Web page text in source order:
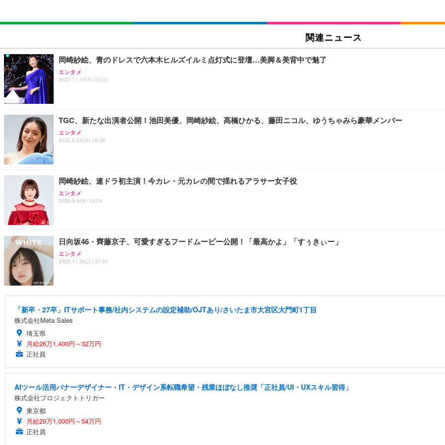
関連ニュース
岡崎紗絵、青のドレスで六本木ヒルズイルミ点灯式に登壇…美脚＆美背中で魅了
エンタメ
2022.11.10(木) 20:02
TGC、新たな出演者公開！池田美優、岡崎紗絵、髙橋ひかる、藤田ニコル、ゆうちゃみら豪華メンバー
エンタメ
2022.6.22(水) 16:38
岡崎紗絵、連ドラ初主演！今カレ・元カレの間で揺れるアラサー女子役
エンタメ
2022.3.9(水) 12:24
日向坂46・齊藤京子、可愛すぎるフードムービー公開！「最高かよ」「すぅきぃー」
エンタメ
2022.11.26(土) 21:30
「新卒・27卒」ITサポート事務/社内システムの設定補助/OJTあり/さいたま市大宮区大門町1丁目
株式会社Meta Sales
埼玉県
月給26万1,400円～32万円
正社員
AIツール活用バナーデザイナー・IT・デザイン系転職希望・残業ほぼなし推奨「正社員/UI・UXスキル習得」
株式会社プロジェクトトリガー
東京都
月給29万1,000円～54万円
正社員